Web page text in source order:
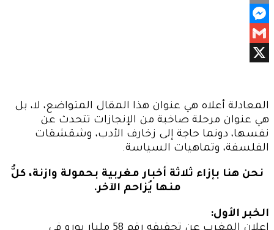
Print
Messenger
Gmail
المعادلة أعلاه هي عنوان هذا المقال المتواضع، لا، بل
هي عنوان مرحلة صاخبة من الإنجازات تتحدث عن
نفسها، دونما حاجة إلى زخارف الأدب، وشقشقات
الفلسفة، وتماهيات السياسة.
نحن هنا بإزاء ثلاثة أخبار مغربية بحمولة وازنة، كلُّ
منها يُزاحم الآخر.
الخبر الأول: